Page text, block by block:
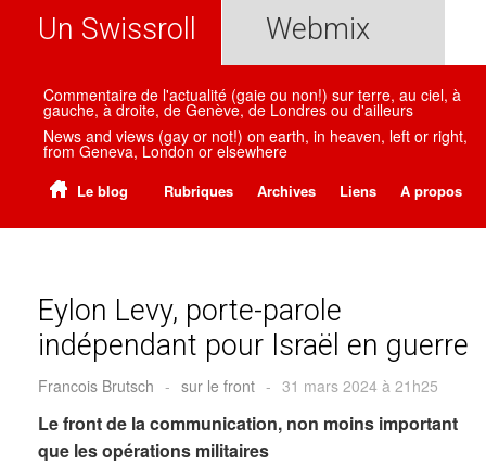
Un Swissroll Webmix
Commentaire de l'actualité (gaie ou non!) sur terre, au ciel, à
gauche, à droite, de Genève, de Londres ou d'ailleurs
News and views (gay or not!) on earth, in heaven, left or right,
from Geneva, London or elsewhere
Le blog Rubriques Archives Liens A propos
Eylon Levy, porte-parole
indépendant pour Israël en guerre
Francois Brutsch - sur le front - 31 mars 2024 à 21h25
Le front de la communication, non moins important
que les opérations militaires